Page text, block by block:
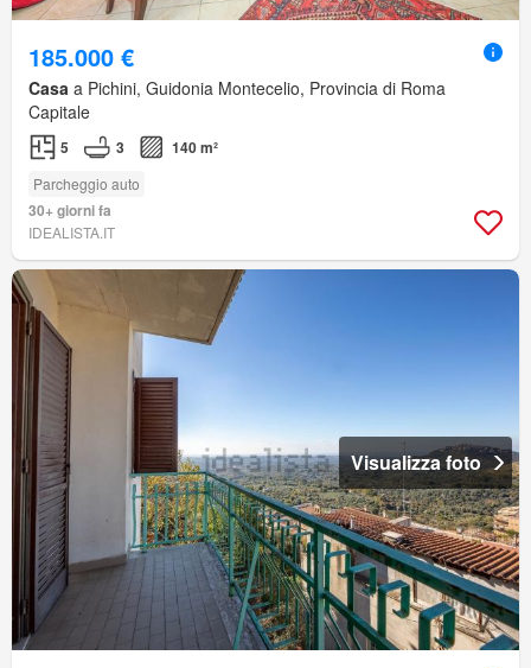
185.000 €
Casa a Pichini, Guidonia Montecelio, Provincia di Roma
Capitale
5 3 140 m²
Parcheggio auto
30+ giorni fa
IDEALISTA.IT
Visualizza foto